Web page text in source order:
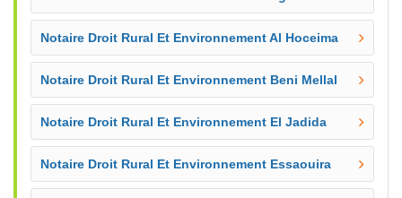
Notaire Droit Rural Et Environnement Al Hoceima
Notaire Droit Rural Et Environnement Beni Mellal
Notaire Droit Rural Et Environnement El Jadida
Notaire Droit Rural Et Environnement Essaouira